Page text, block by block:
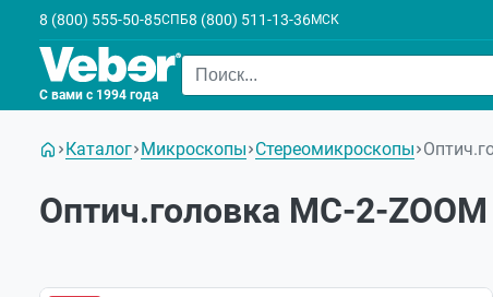
8 (800) 555-50-85СПБ8 (800) 511-13-36МСК
С вами с 1994 года
Каталог Микроскопы Стереомикроскопы
Оптич.головка МС-2-